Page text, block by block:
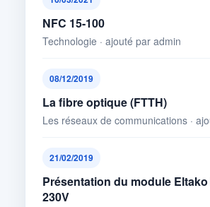
NFC 15-100
Technologie · ajouté par admin
08/12/2019
La fibre optique (FTTH)
Les réseaux de communications ·
21/02/2019
Présentation du module Eltako
230V